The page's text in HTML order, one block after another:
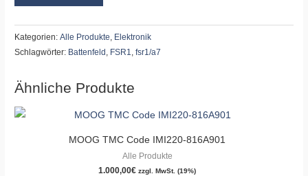
Kategorien:Alle Produkte, Elektronik
Schlagwörter: Battenfeld , FSR1,fsr1/a7
Ähnliche Produkte
MOOG TMC Code IMI220-816A901
Alle Produkte
1.000,00€ zzgl. MwSt. (19%)